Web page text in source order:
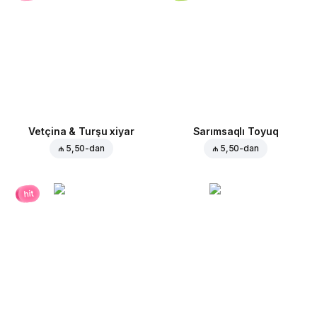
Vetçina & Turşu xiyar
₼ 5,50-dan
Sarımsaqlı Toyuq
₼ 5,50-dan
hit